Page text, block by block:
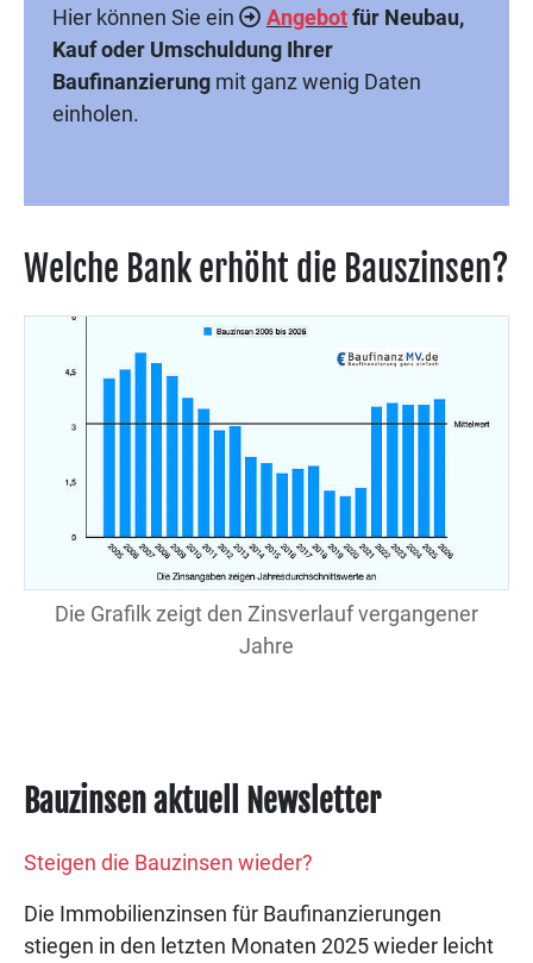
Hier können Sie ein Angebotfür Neubau,
Kauf oder Umschuldung Ihrer
Baufinanzierung mit ganz wenig Daten
einholen.
Welche Bank erhöht die Bauszinsen?
Die Grafilk zeigt den Zinsverlauf vergangener
Jahre
Bauzinsen aktuell Newsletter
Steigen die Bauzinsen wieder?
Die Immobilienzinsen für Baufinanzierungen
stiegen in den letzten Monaten 2025 wieder leicht